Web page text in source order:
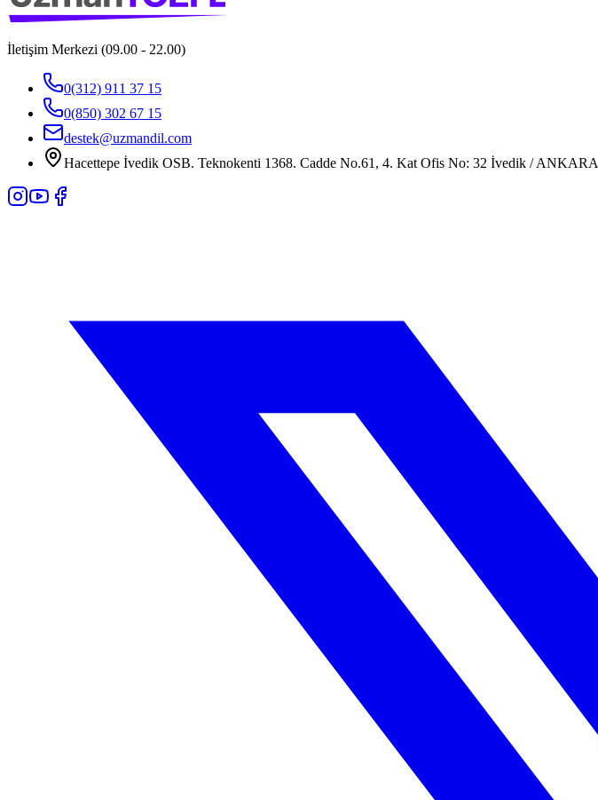
İletişim Merkezi (09.00 - 22.00)
0(312) 911 37 15
0(850) 302 67 15
destek@uzmandil.com
Hacettepe İvedik OSB. Teknokenti 1368. Cadde No.61, 4. Kat Ofis No: 32 İvedik / ANKARA